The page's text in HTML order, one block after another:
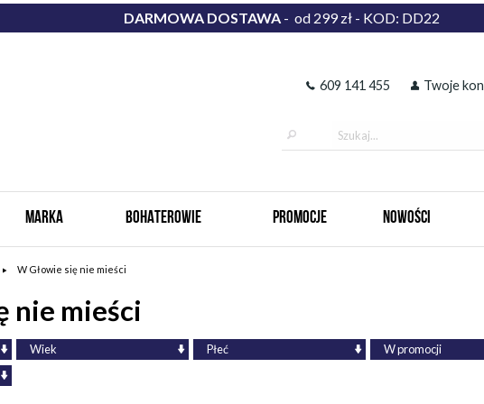
DARMOWA DOSTAWA - od 299 zł - KOD: DD22
609 141 455 Twoje
MARKA BOHATEROWIE PROMOCJE NOWOŚCI
W Głowie się nie mieści
nie mieści
Wiek Płeć
W promocji